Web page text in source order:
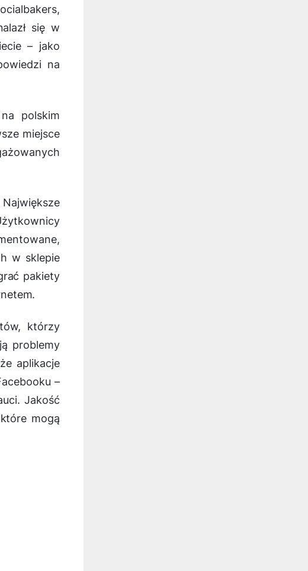
się w
– jako
na
polskim
miejsce
w sklepie
pakiety
którzy
problemy
aplikacje
–
Jakość
mogą